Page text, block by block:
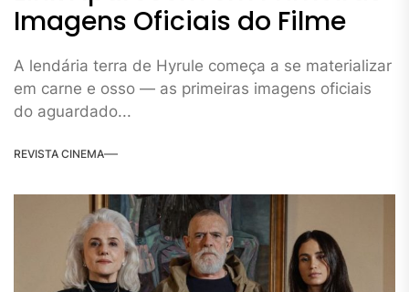
Imagens Oficiais do Filme
A lendária terra de Hyrule começa a se materializar
em carne e osso — as primeiras imagens oficiais
do aguardado...
REVISTA CINEMA